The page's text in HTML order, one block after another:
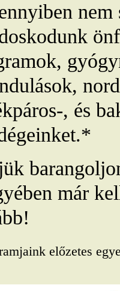
nem
, és
már
előzetes